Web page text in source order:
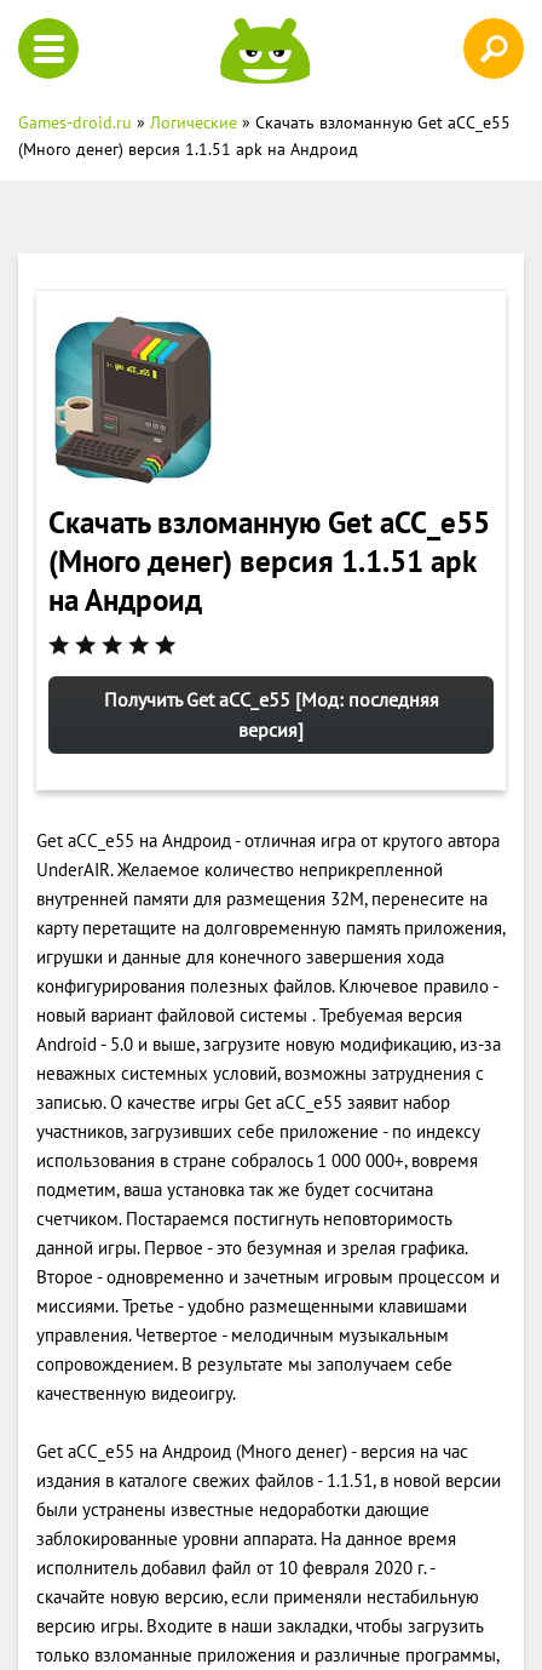
Games-droid.ru » Логические » Скачать взломанную Get aCC_e55
(Много денег) версия 1.1.51 apk на Андроид
Скачать взломанную Get aCC_e55
(Много денег) версия 1.1.51 apk
на Андроид
Получить Get aCC_e55 [Мод: последняя
версия]
Get aCC_e55 на Андроид - отличная игра от крутого автора
UnderAIR. Желаемое количество неприкрепленной
внутренней памяти для размещения 32M, перенесите на
карту перетащите на долговременную память приложения,
игрушки и данные для конечного завершения хода
конфигурирования полезных файлов. Ключевое правило -
новый вариант файловой системы . Требуемая версия
Android - 5.0 и выше, загрузите новую модификацию, из-за
неважных системных условий, возможны затруднения с
записью. О качестве игры Get aCC_e55 заявит набор
участников, загрузивших себе приложение - по индексу
использования в стране собралось 1 000 000+, вовремя
подметим, ваша установка так же будет сосчитана
счетчиком. Постараемся постигнуть неповторимость
данной игры. Первое - это безумная и зрелая графика.
Второе - одновременно и зачетным игровым процессом и
миссиями. Третье - удобно размещенными клавишами
управления. Четвертое - мелодичным музыкальным
сопровождением. В результате мы заполучаем себе
качественную видеоигру.
Get aCC_e55 на Андроид (Много денег) - версия на час
издания в каталоге свежих файлов - 1.1.51, в новой версии
были устранены известные недоработки дающие
заблокированные уровни аппарата. На данное время
исполнитель добавил файл от 10 февраля 2020 г. -
скачайте новую версию, если применяли нестабильную
версию игры. Входите в наши закладки, чтобы загрузить
только взломанные приложения и различные программы,